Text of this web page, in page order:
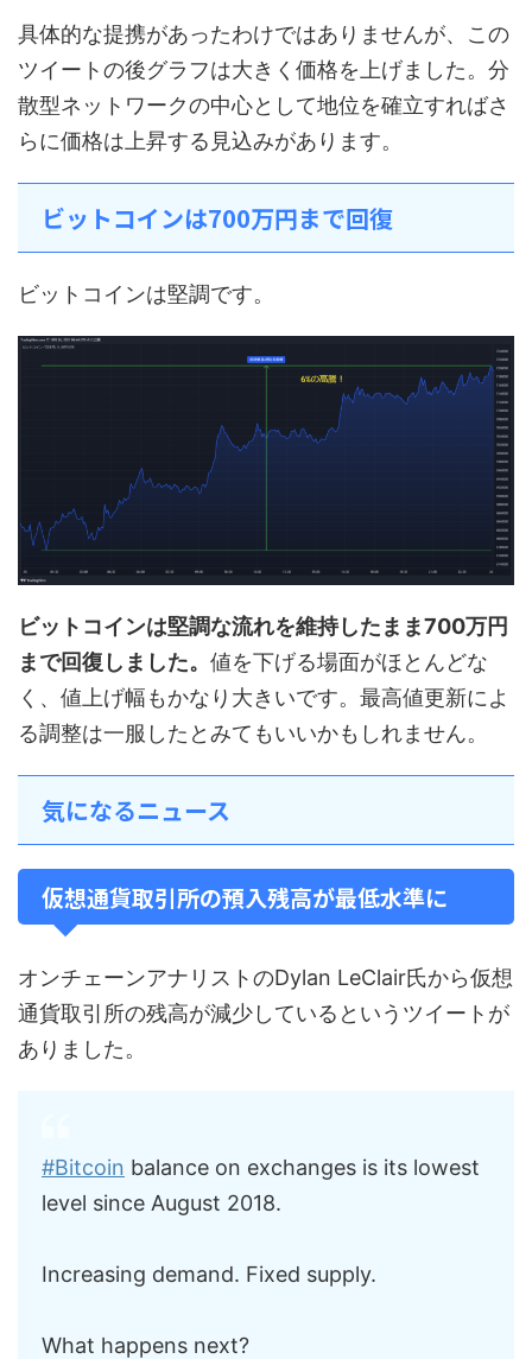
具体的な提携があったわけではありませんが、この
ツイートの後グラフは大きく価格を上げました。分
散型ネットワークの中心として地位を確立すればさ
らに価格は上昇する見込みがあります。
ビットコインは700万円まで回復
ビットコインは堅調です。
ビットコインは堅調な流れを維持したまま700万円
まで回復しました。 値を下げる場面がほとんどな
く、値上げ幅もかなり大きいです。最高値更新によ
る調整は一服したとみてもいいかもしれません。
気になるニュース
仮想通貨取引所の預入残高が最低水準に
オンチェーンアナリストのDylan LeClair氏から仮想
通貨取引所の残高が減少しているというツイートが
ありました。
#Bitcoin balance on exchanges is its lowest
level since August 2018.
Increasing demand. Fixed supply.
What happens next?